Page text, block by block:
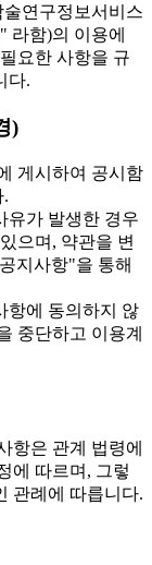
연구정보서비스
라함)의 이용에
요한 사항을 규
다.
)
게시하여 공시함
.
가 발생한 경우
으며, 약관을 변
지사항"을 통해
에 동의하지 않
중단하고 이용계
항은 관계 법령에
에 따르며, 그렇
관례에 따릅니다.